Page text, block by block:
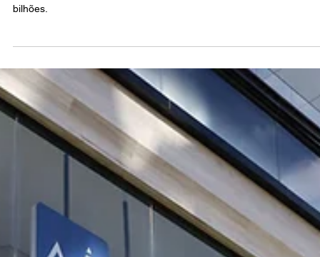
3 min de leitura
ECONOMIA
PF mira fraude de R$ 54 bilhões das Americanas